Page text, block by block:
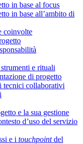
in base al focus
in base all’ambito di
coinvolte
e rituali
di progetto
tecnici collaborativi
e la sua gestione
d’uso del servizio
e i touchpointdel